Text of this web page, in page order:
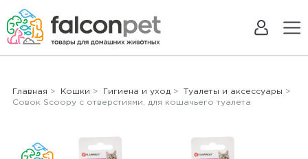
Главная > Кошки > Гигиена и уход > Туалеты и аксессуары >
Совок Scoopy с отверстиями, для кошачьего туалета